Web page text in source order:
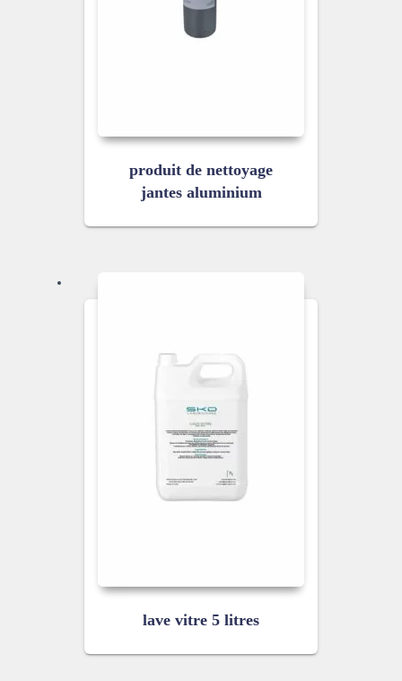
produit de nettoyage
jantes aluminium
lave vitre 5 litres